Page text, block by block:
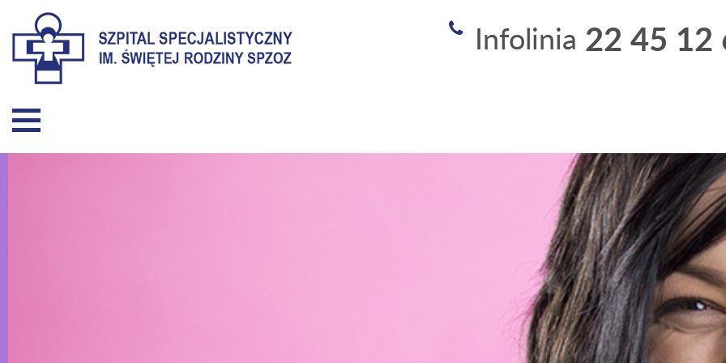
Szpital Specjalistyczny im. Świętej Rodziny SPZOZ
Infolinia 22 45 12